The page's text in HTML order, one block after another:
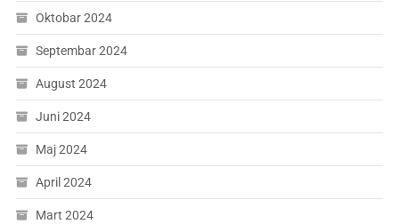
Oktobar 2024
Septembar 2024
August 2024
Juni 2024
Maj 2024
April 2024
Mart 2024